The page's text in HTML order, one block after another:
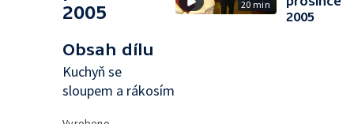
2005
Obsah dílu
Kuchyň se
sloupem a rákosím
20 min
2005